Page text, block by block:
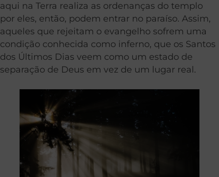
aqui na Terra realiza as ordenanças do templo
por eles, então, podem entrar no paraíso. Assim,
aqueles que rejeitam o evangelho sofrem uma
condição conhecida como inferno, que os Santos
dos Últimos Dias veem como um estado de
separação de Deus em vez de um lugar real.